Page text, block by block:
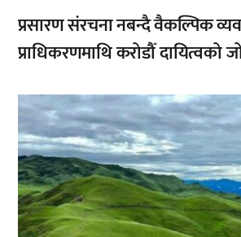
प्रसारण संरचना नबन्दै वैकल्पिक
प्राधिकरणमाथि करोडौँ दायित्वको
,